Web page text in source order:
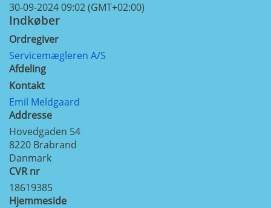
30-09-2024 09:02 (GMT+02:00)
Indkøber
Ordregiver
Servicemægleren A/S
Afdeling
Kontakt
Emil Meldgaard
Addresse
Hovedgaden 54
8220 Brabrand
Danmark
CVR nr
18619385
Hjemmeside